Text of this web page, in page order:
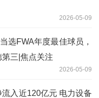
2026-05-09
选FWA年度最佳球员，
三|焦点关注
2026-05-09
入近120亿元 电力设备